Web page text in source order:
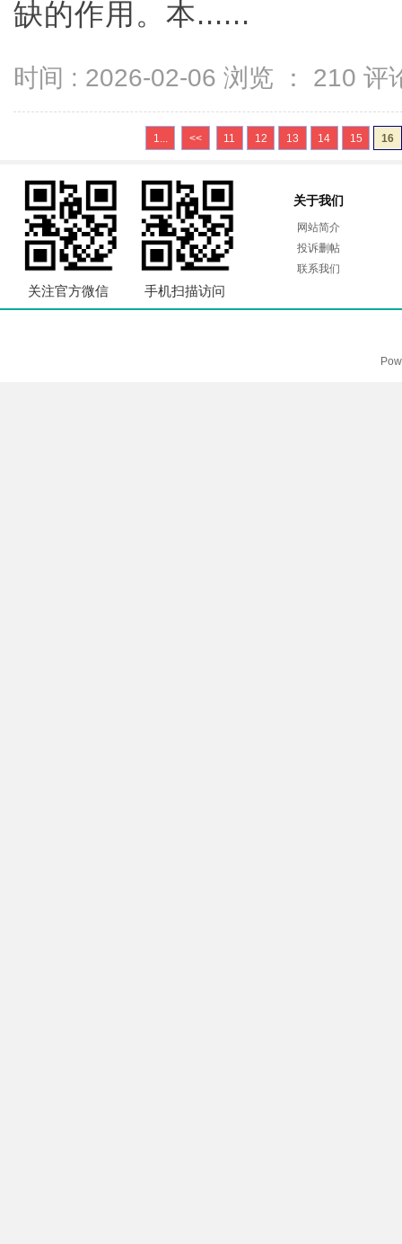
缺的作用。本......
时间 : 2026-02-06 浏览 ： 210 评
1... << 11 12 13 14 15 16
关注官方微信 手机扫描访问
关于我们
网站简介
投诉删帖
联系我们